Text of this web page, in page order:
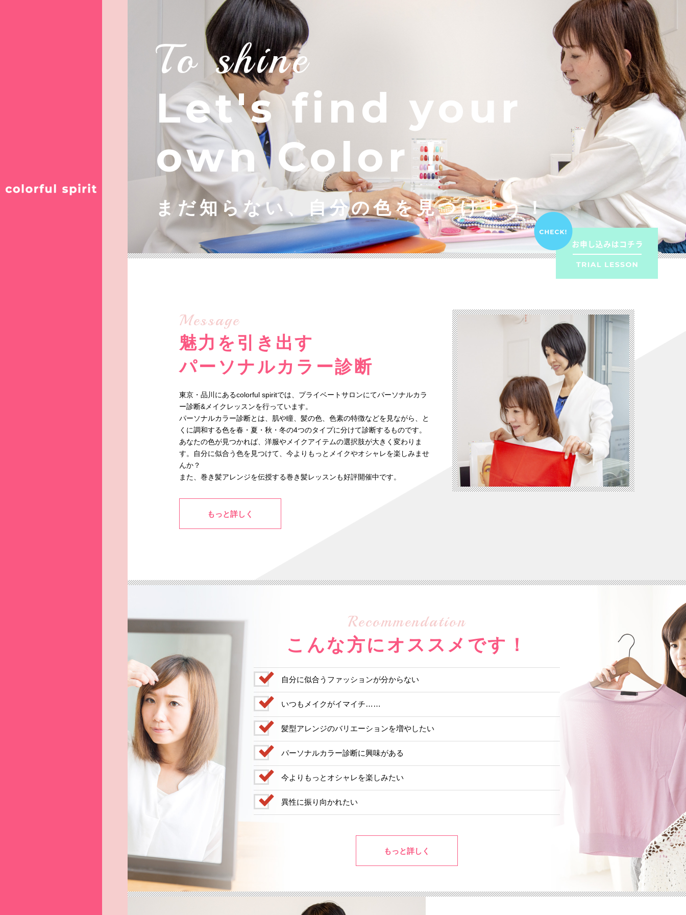
To shine
Let's find your
own Color！
まだ知らない、自分の色を見つけよう！
Message
魅力を引き出す
パーソナルカラー診断
東京・品川にあるcolorful spiritでは、プライベートサロンにてパーソナルカラ
ー診断&メイクレッスンを行っています。
パーソナルカラー診断とは、肌や瞳、髪の色、色素の特徴などを見ながら、と
くに調和する色を春・夏・秋・冬の4つのタイプに分けて診断するものです。
あなたの色が見つかれば、洋服やメイクアイテムの選択肢が大きく変わりま
す。自分に似合う色を見つけて、今よりもっとメイクやオシャレを楽しみませ
んか？
また、巻き髪アレンジを伝授する巻き髪レッスンも好評開催中です。
もっと詳しく
Recommendation
こんな方にオススメです！
自分に似合うファッションが分からない
いつもメイクがイマイチ……
髪型アレンジのバリエーションを増やしたい
パーソナルカラー診断に興味がある
今よりもっとオシャレを楽しみたい
異性に振り向かれたい
もっと詳しく